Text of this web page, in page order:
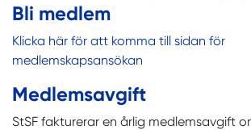
Bli medlem
Klicka här för att komma till sidan för
medlemskapsansökan
Medlemsavgift
StSF fakturerar en årlig medlemsavgift